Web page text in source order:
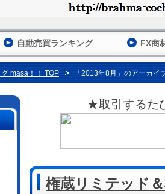
masa！！ TOP 「2013年8月」のアーカイ
★取引するた
権蔵リミテッド
自動売買ランキング FX商